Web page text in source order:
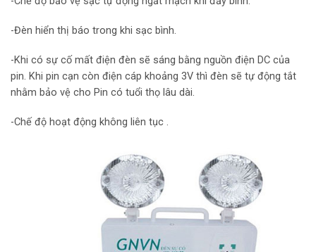
-Đèn hiển thị báo trong khi sạc bình.
-Khi có sự cố mất điện đèn sẽ sáng bằng nguồn điện DC của
pin. Khi pin cạn còn điện cáp khoảng 3V thì đèn sẽ tự động tắt
nhằm bảo vệ cho Pin có tuổi thọ lâu dài.
-Chế độ hoạt động không liên tục .